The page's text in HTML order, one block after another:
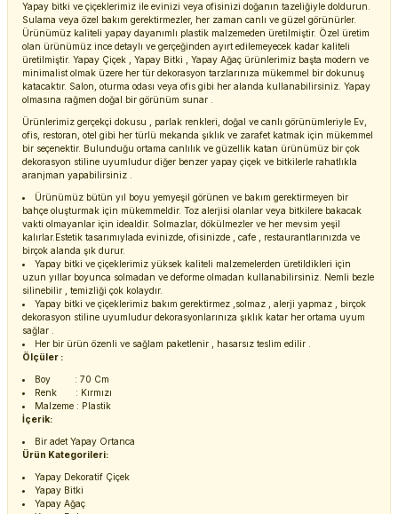
Yapay bitki ve çiçeklerimiz ile evinizi veya ofisinizi doğanın tazeliğiyle doldurun.
Sulama veya özel bakım gerektirmezler, her zaman canlı ve güzel görünürler.
Ürünümüz kaliteli yapay dayanımlı plastik malzemeden üretilmiştir. Özel üretim
olan ürünümüz ince detaylı ve gerçeğinden ayırt edilemeyecek kadar kaliteli
üretilmiştir. Yapay Çiçek , Yapay Bitki , Yapay Ağaç ürünlerimiz başta modern ve
minimalist olmak üzere her tür dekorasyon tarzlarınıza mükemmel bir dokunuş
katacaktır. Salon, oturma odası veya ofis gibi her alanda kullanabilirsiniz. Yapay
olmasına rağmen doğal bir görünüm sunar .
Ürünlerimiz gerçekçi dokusu , parlak renkleri, doğal ve canlı görünümleriyle Ev,
ofis, restoran, otel gibi her türlü mekanda şıklık ve zarafet katmak için mükemmel
bir seçenektir. Bulunduğu ortama canlılık ve güzellik katan ürünümüz bir çok
dekorasyon stiline uyumludur diğer benzer yapay çiçek ve bitkilerle rahatlıkla
aranjman yapabilirsiniz .
Ürünümüz bütün yıl boyu yemyeşil görünen ve bakım gerektirmeyen bir
bahçe oluşturmak için mükemmeldir. Toz alerjisi olanlar veya bitkilere bakacak
vakti olmayanlar için idealdir. Solmazlar, dökülmezler ve her mevsim yeşil
kalırlar.Estetik tasarımıylada evinizde, ofisinizde , cafe , restaurantlarınızda ve
birçok alanda şık durur.
Yapay bitki ve çiçeklerimiz yüksek kaliteli malzemelerden üretildikleri için
uzun yıllar boyunca solmadan ve deforme olmadan kullanabilirsiniz. Nemli bezle
silinebilir , temizliği çok kolaydır.
Yapay bitki ve çiçeklerimiz bakım gerektirmez ,solmaz , alerji yapmaz , birçok
dekorasyon stiline uyumludur dekorasyonlarınıza şıklık katar her ortama uyum
sağlar .
Her bir ürün özenli ve sağlam paketlenir , hasarsız teslim edilir .
Ölçüler :
Boy : 70 Cm
Renk : Kırmızı
Malzeme : Plastik
İçerik:
Bir adet Yapay Ortanca
Ürün Kategorileri:
Yapay Dekoratif Çiçek
Yapay Bitki
Yapay Ağaç